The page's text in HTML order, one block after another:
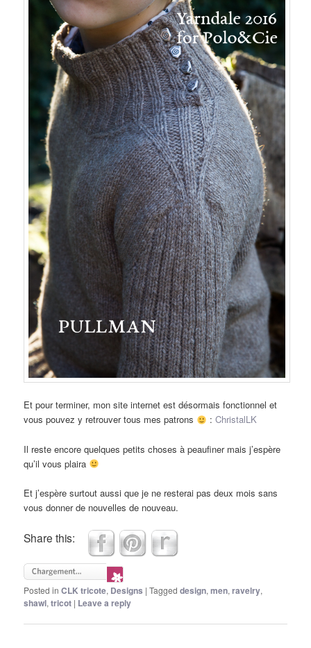
Et pour terminer, mon site internet est désormais fonctionnel et
vous pouvez y retrouver tous mes patrons
: ChristalLK
Il reste encore quelques petits choses à peaufiner mais j’espère
qu’il vous plaira
Et j’espère surtout aussi que je ne resterai pas deux mois sans
vous donner de nouvelles de nouveau.
Share this:
Posted in CLK tricote, Designs |Tagged design,men,ravelry,
shawl,tricot | Leave a reply